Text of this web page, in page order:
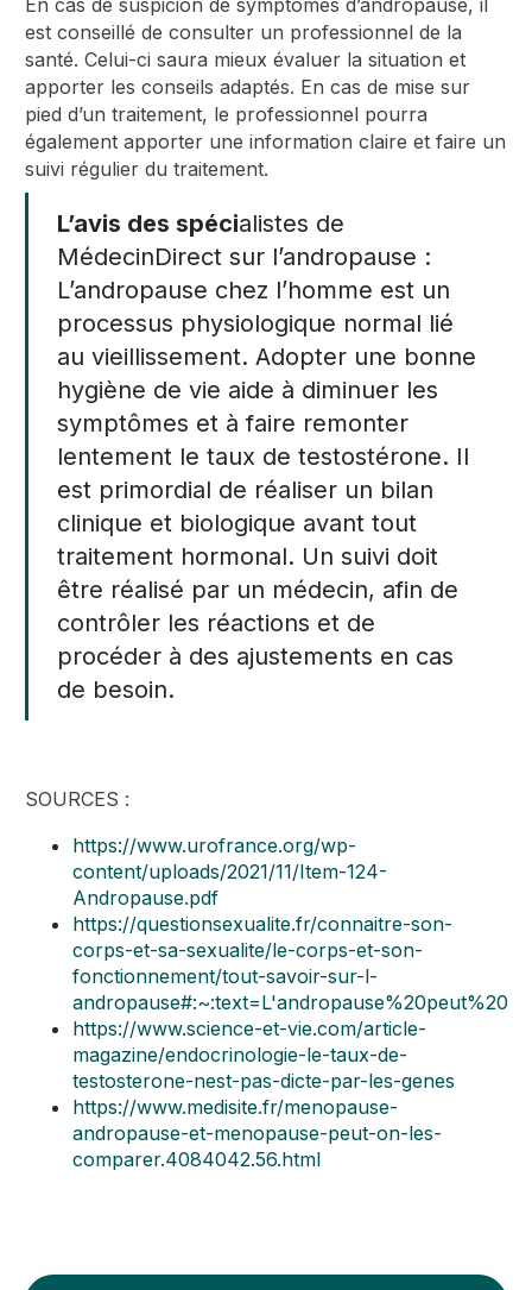
En cas de suspicion de symptômes d’andropause, il
est conseillé de consulter un professionnel de la
santé. Celui-ci saura mieux évaluer la situation et
apporter les conseils adaptés. En cas de mise sur
pied d’un traitement, le professionnel pourra
également apporter une information claire et faire un
suivi régulier du traitement.
L’avis des spécialistes de
MédecinDirect sur l’andropause :
L’andropause chez l’homme est un
processus physiologique normal lié
au vieillissement. Adopter une bonne
hygiène de vie aide à diminuer les
symptômes et à faire remonter
lentement le taux de testostérone. Il
est primordial de réaliser un bilan
clinique et biologique avant tout
traitement hormonal. Un suivi doit
être réalisé par un médecin, afin de
contrôler les réactions et de
procéder à des ajustements en cas
de besoin.
SOURCES :
https://www.urofrance.org/wp-
content/uploads/2021/11/Item-124-
Andropause.pdf
https://questionsexualite.fr/connaitre-son-
corps-et-sa-sexualite/le-corps-et-son-
fonctionnement/tout-savoir-sur-l-
https://www.science-et-vie.com/article-
magazine/endocrinologie-le-taux-de-
testosterone-nest-pas-dicte-par-les-genes
https://www.medisite.fr/menopause-
andropause-et-menopause-peut-on-les-
comparer.4084042.56.html